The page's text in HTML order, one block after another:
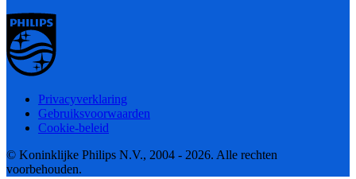
Privacyverklaring
Gebruiksvoorwaarden
Cookie-beleid
© Koninklijke Philips N.V., 2004 - 2026. Alle rechten
voorbehouden.